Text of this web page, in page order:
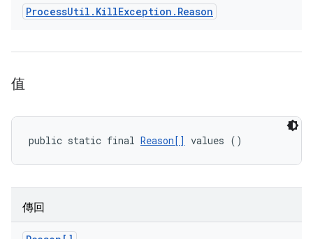
ProcessUtil . KillException . Reason
值
public static final Reason[] values ()
傳回